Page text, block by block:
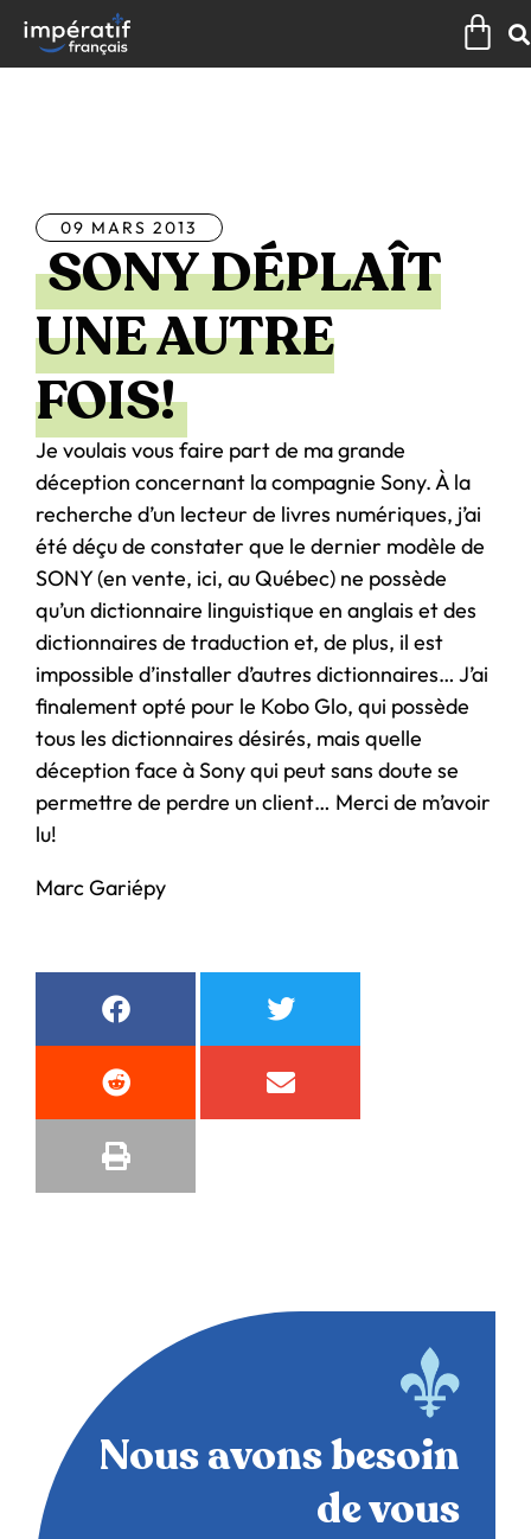
contenu
09 MARS 2013
SONY DÉPLAÎT
UNE AUTRE
FOIS!
Je voulais vous faire part de ma grande
déception concernant la compagnie Sony. À la
recherche d’un lecteur de livres numériques, j’ai
été déçu de constater que le dernier modèle de
SONY (en vente, ici, au Québec) ne possède
qu’un dictionnaire linguistique en anglais et des
dictionnaires de traduction et, de plus, il est
impossible d’installer d’autres dictionnaires… J’ai
finalement opté pour le Kobo Glo, qui possède
tous les dictionnaires désirés, mais quelle
déception face à Sony qui peut sans doute se
permettre de perdre un client… Merci de m’avoir
lu!
Marc Gariépy
Nous avons besoin
de vous